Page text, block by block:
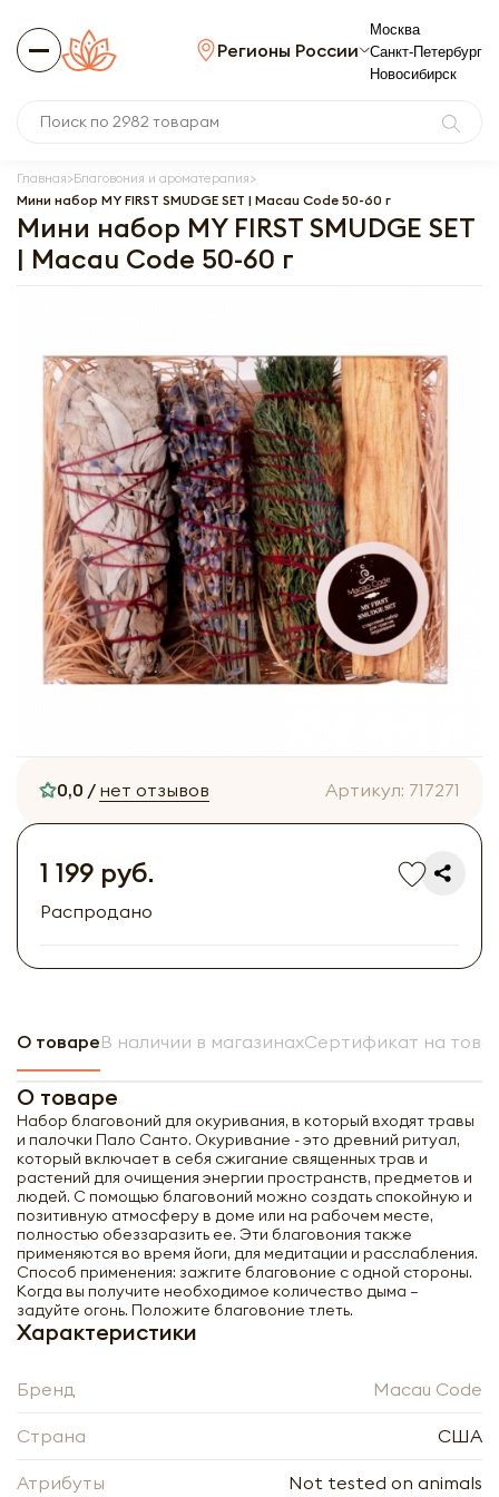
Регионы России
Москва
Санкт-Петербург
Новосибирск
Главная Благовония и ароматерапия
Мини набор MY FIRST SMUDGE SET | Macau Code 50-60 г
Мини набор MY FIRST SMUDGE SET
| Macau Code 50-60 г
0,0 / нет отзывов Артикул: 717271
1 199 руб.
Распродано
О товареВ наличии в магазинахСертификат на
О товаре
Набор благовоний для окуривания, в который входят травы
и палочки Пало Санто. Окуривание - это древний ритуал,
который включает в себя сжигание священных трав и
растений для очищения энергии пространств, предметов и
людей. С помощью благовоний можно создать спокойную и
позитивную атмосферу в доме или на рабочем месте,
полностью обеззаразить ее. Эти благовония также
применяются во время йоги, для медитации и расслабления.
Способ применения: зажгите благовоние с одной стороны.
Когда вы получите необходимое количество дыма –
задуйте огонь. Положите благовоние тлеть.
Характеристики
Бренд Macau Code
Страна США
Атрибуты Not tested on animals